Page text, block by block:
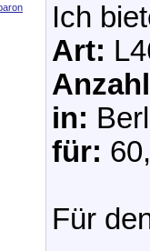
Ich
Art:
in:
für:
Für